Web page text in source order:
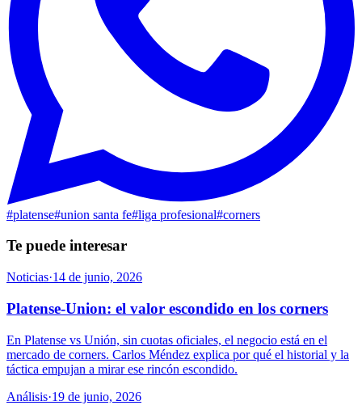
#platense#union santa fe#liga profesional#corners
Te puede interesar
Noticias·14 de junio, 2026
Platense-Union: el valor escondido en los corners
En Platense vs Unión, sin cuotas oficiales, el negocio está en el
mercado de corners. Carlos Méndez explica por qué el historial y la
táctica empujan a mirar ese rincón escondido.
Análisis·19 de junio, 2026